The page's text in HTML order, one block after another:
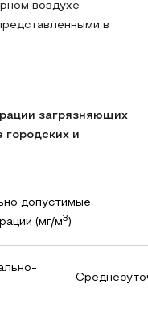
воздухе
в
загрязняющих
и
допустимые
(мг/м3 )